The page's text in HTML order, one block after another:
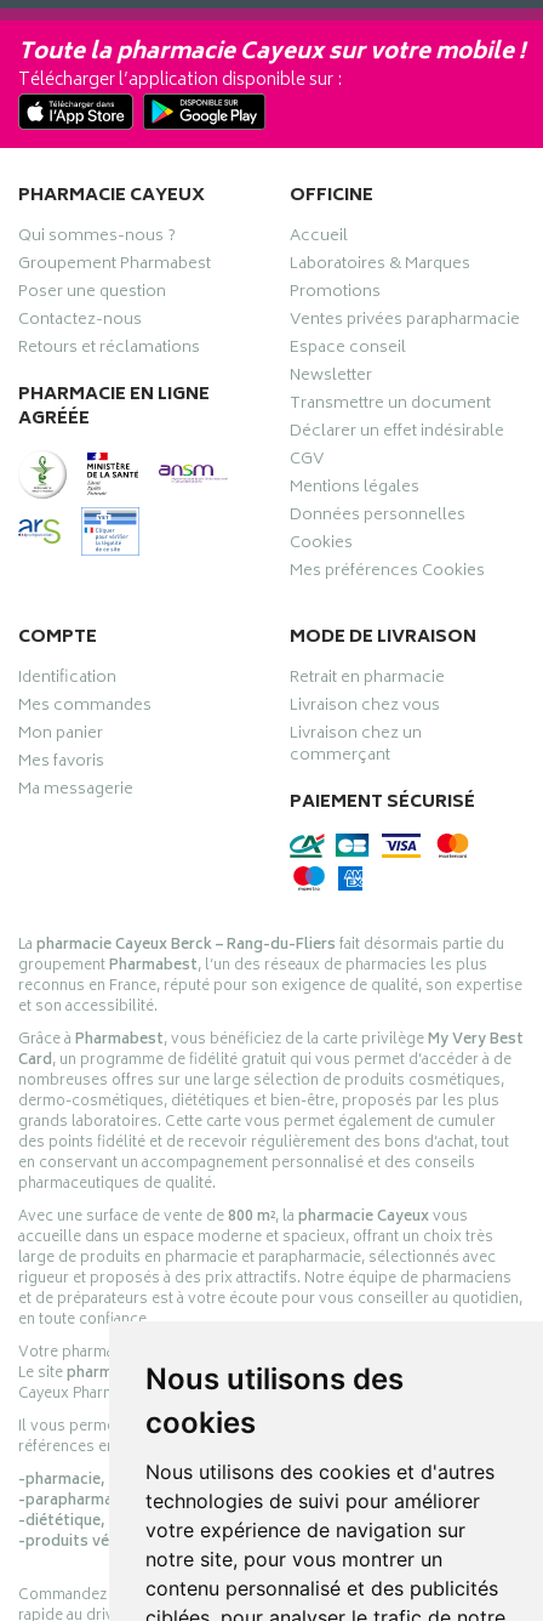
Nous utilisons des
cookies
Nous utilisons des cookies et d'autres
technologies de suivi pour améliorer
votre expérience de navigation sur
notre site, pour vous montrer un
contenu personnalisé et des publicités
Toute la pharmacie Cayeux sur votre mobile !
Télécharger l’application disponible sur :
PHARMACIE CAYEUX
Qui sommes-nous ?
Groupement Pharmabest
Poser une question
Contactez-nous
Retours et réclamations
PHARMACIE EN LIGNE
AGRÉÉE
OFFICINE
Accueil
Laboratoires & Marques
Promotions
Ventes privées parapharmacie
Espace conseil
Newsletter
Transmettre un document
Déclarer un effet indésirable
CGV
Mentions légales
Données personnelles
Cookies
Mes préférences Cookies
COMPTE
Identification
Mes commandes
Mon panier
Mes favoris
Ma messagerie
MODE DE LIVRAISON
Retrait en pharmacie
Livraison chez vous
Livraison chez un
commerçant
PAIEMENT SÉCURISÉ
Lapharmacie Cayeux Berck – Rang-du-Fliersfait désormais partie du
groupementPharmabest, l’un des réseaux de pharmacies les plus
reconnus en France, réputé pour son exigence de qualité, son expertise
et son accessibilité.
Grâce àPharmabest, vous bénéficiez de la carte privilègeMy Very Best
Card, un programme de fidélité gratuit qui vous permet d’accéder à de
nombreuses offres sur une large sélection de produits cosmétiques,
dermo-cosmétiques, diététiques et bien-être, proposés par les plus
grands laboratoires. Cette carte vous permet également de cumuler
des points fidélité et de recevoir régulièrement des bons d’achat, tout
en conservant un accompagnement personnalisé et des conseils
pharmaceutiques de qualité.
Avec une surface de vente de800 m², lapharmacie Cayeuxvous
accueille dans un espace moderne et spacieux, offrant un choix très
large de produits en pharmacie et parapharmacie, sélectionnés avec
rigueur et proposés à des prix attractifs. Notre équipe de pharmaciens
et de préparateurs est à votre écoute pour vous conseiller au quotidien,
en toute confiance.
Votre pharmacie en ligne :
Le sitepharmacie-cayeux.frest le prolongement digital de la pharmacie
Cayeux Pharmabest Berck-sur-Mer – Rang-du-Fliers.
Il vous permet de réaliser vos achats en ligne parmi des milliers de
références en :
-pharmacie,
-parapharmacie,
-diététique,
-produits vétérinaires.
Commandez simplement vos produits en ligne et choisissez le retrait